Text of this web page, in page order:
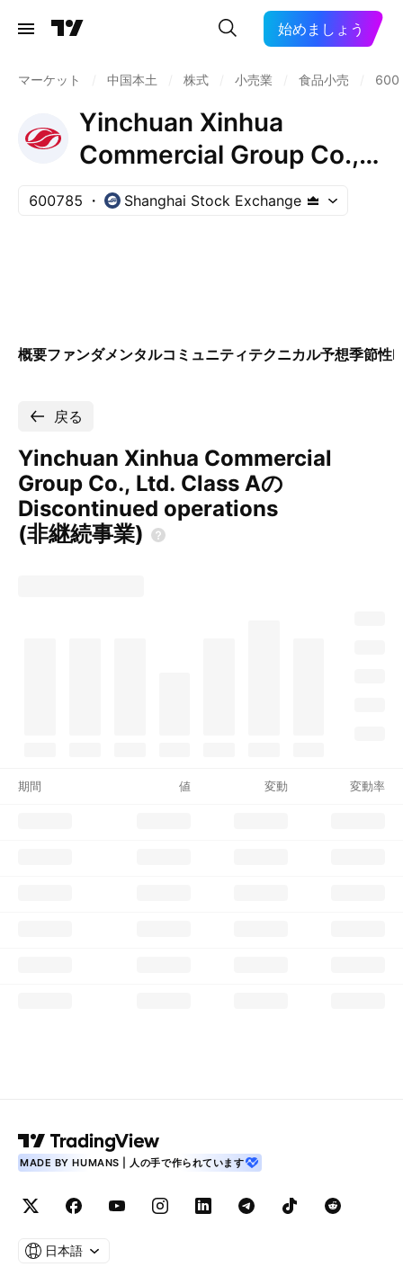
始めましょう
マーケット 中国本土 株式 小売業 食品小売
Yinchuan Xinhua
Commercial Group Co.,
Ltd. Class A
600785 Shanghai Stock Exchange
概要ファンダメンタルコミュニティテクニカル予想季節性
戻る
Yinchuan Xinhua Commercial
Group Co., Ltd. Class Aの
Discontinued operations
(非継続事業)
期間 値 変動 変動率
MADE BY HUMANS | 人の手で作られています
日本語